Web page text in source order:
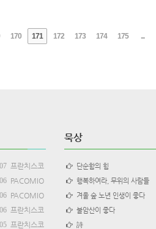
170 171 172 173 174 175 ...
프란치스코
PACOMIO
PACOMIO
프란치스코
프란치스코
묵상
단순함의 힘
행복하여라, 무위의 사람들
겨울 숲 노년 인생이 좋다
불암산이 좋다
詩